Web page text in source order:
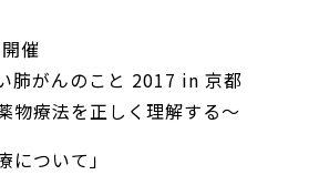
催
肺がんのこと 2017 in 京都
物療法を正しく理解する～
について」